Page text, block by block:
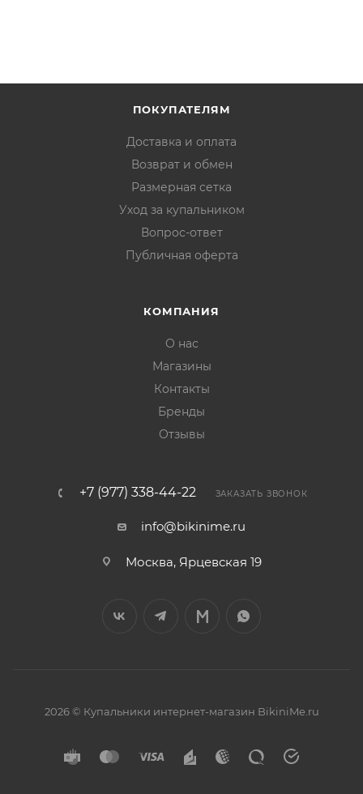
ПОКУПАТЕЛЯМ
Доставка и оплата
Возврат и обмен
Размерная сетка
Уход за купальником
Вопрос-ответ
Публичная оферта
КОМПАНИЯ
О нас
Магазины
Контакты
Бренды
Отзывы
+7 (977) 338-44-22 ЗАКАЗАТЬ ЗВОНОК
info@bikinime.ru
Москва, Ярцевская 19
2026 © Купальники интернет-магазин BikiniMe.ru